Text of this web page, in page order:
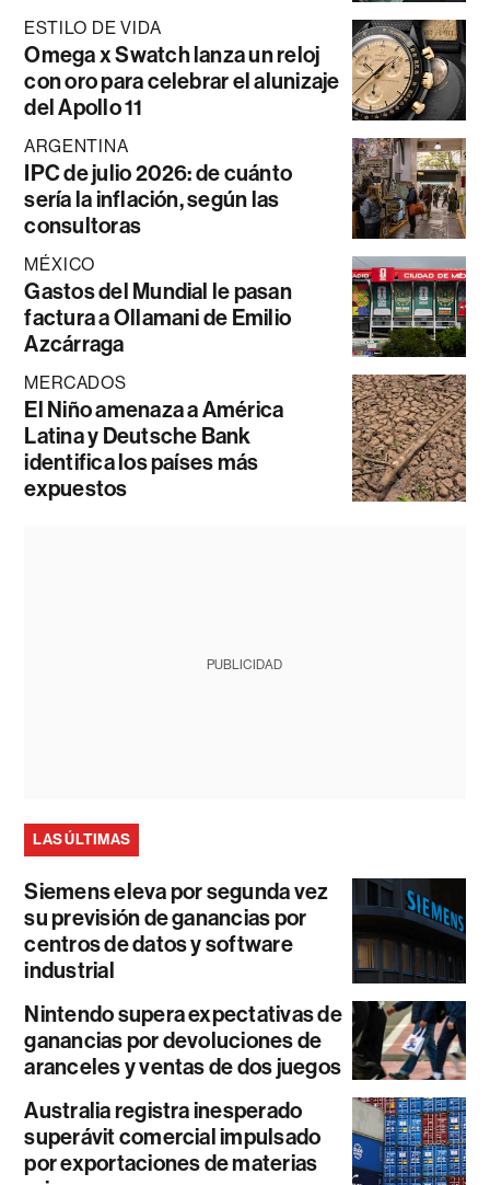
ESTILO DE VIDA
Omega x Swatch lanza un reloj
con oro para celebrar el alunizaje
del Apollo 11
ARGENTINA
IPC de julio 2026: de cuánto
sería la inflación, según las
consultoras
MÉXICO
Gastos del Mundial le pasan
factura a Ollamani de Emilio
Azcárraga
MERCADOS
El Niño amenaza a América
Latina y Deutsche Bank
identifica los países más
expuestos
PUBLICIDAD
LAS ÚLTIMAS
Siemens eleva por segunda vez
su previsión de ganancias por
centros de datos y software
industrial
Nintendo supera expectativas de
ganancias por devoluciones de
aranceles y ventas de dos juegos
Australia registra inesperado
superávit comercial impulsado
por exportaciones de materias